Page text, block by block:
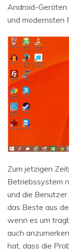
Android-Geräten
und modernsten
Zum jetzigen
Betriebssystem
und die Benutzer
das Beste aus
wenn es um
auch
hat, dass die